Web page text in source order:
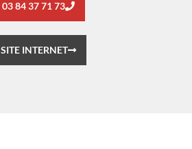
03 84 37 71 73
SITE INTERNET